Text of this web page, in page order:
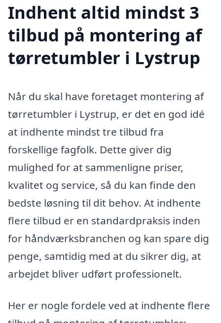
Indhent altid mindst 3
tilbud på montering af
tørretumbler i Lystrup
Når du skal have foretaget montering af
tørretumbler i Lystrup, er det en god idé
at indhente mindst tre tilbud fra
forskellige fagfolk. Dette giver dig
mulighed for at sammenligne priser,
kvalitet og service, så du kan finde den
bedste løsning til dit behov. At indhente
flere tilbud er en standardpraksis inden
for håndværksbranchen og kan spare dig
penge, samtidig med at du sikrer dig, at
arbejdet bliver udført professionelt.
Her er nogle fordele ved at indhente flere